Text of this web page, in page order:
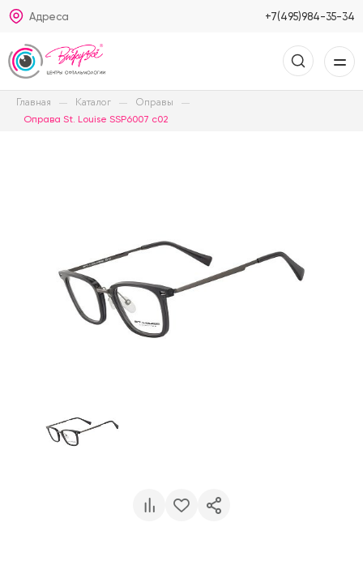
Адреса +7(495)984-35-34
Главная Каталог Оправы
Оправа St. Louise SSP6007 c02